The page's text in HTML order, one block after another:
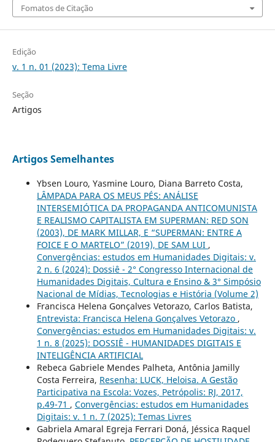
Fomatos de Citação
Edição
v. 1 n. 01 (2023): Tema Livre
Seção
Artigos
Artigos Semelhantes
Ybsen Louro, Yasmine Louro, Diana Barreto Costa,
LÂMPADA PARA OS MEUS PÉS: ANÁLISE
INTERSEMIÓTICA DA PROPAGANDA ANTICOMUNISTA
E REALISMO CAPITALISTA EM SUPERMAN: RED SON
(2003), DE MARK MILLAR, E “SUPERMAN: ENTRE A
FOICE E O MARTELO” (2019), DE SAM LUI ,
Convergências: estudos em Humanidades Digitais: v.
2 n. 6 (2024): Dossiê - 2° Congresso Internacional de
Humanidades Digitais, Cultura e Ensino & 3° Simpósio
Nacional de Mídias, Tecnologias e História (Volume 2)
Francisca Helena Gonçalves Vetorazo, Carlos Batista,
Entrevista: Francisca Helena Gonçalves Vetorazo ,
Convergências: estudos em Humanidades Digitais: v.
1 n. 8 (2025): DOSSIÊ - HUMANIDADES DIGITAIS E
INTELIGÊNCIA ARTIFICIAL
Rebeca Gabriele Mendes Palheta, Antônia Jamilly
Costa Ferreira, Resenha: LUCK, Heloisa. A Gestão
Participativa na Escola: Vozes, Petrópolis: RJ, 2017,
p.49-71 , Convergências: estudos em Humanidades
Digitais: v. 1 n. 7 (2025): Temas Livres
Gabriela Amaral Egreja Ferrari Doná, Jéssica Raquel